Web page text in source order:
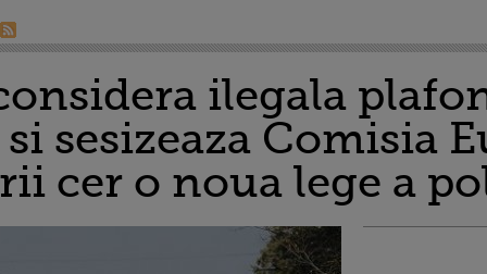
ilegala
sesizeaza Comisia
cer o noua lege a